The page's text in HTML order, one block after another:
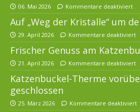
06. Mai 2026 Kommentare deaktiviert
Auf „Weg der Kristalle“ um
29. April 2026 Kommentare deaktiviert
Frischer Genuss am
21. April 2026 Kommentare deaktiviert
Katzenbuckel-Therme
geschlossen
25. März 2026 Kommentare deaktiviert